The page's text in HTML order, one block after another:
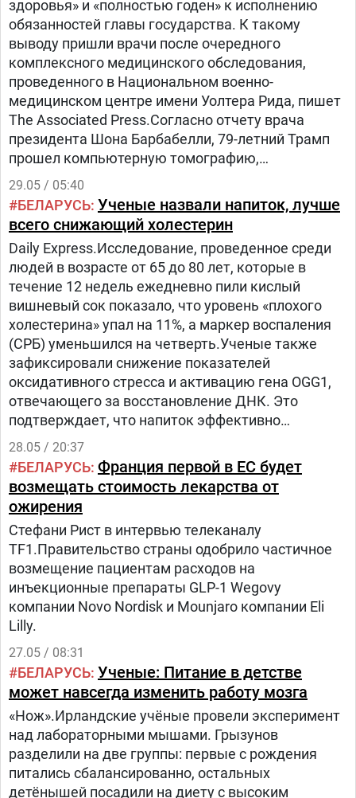
здоровья» и «полностью годен» к исполнению
обязанностей главы государства. К такому
выводу пришли врачи после очередного
комплексного медицинского обследования,
проведенного в Национальном военно-
медицинском центре имени Уолтера Рида, пишет
The Associated Press.Согласно отчету врача
президента Шона Барбабелли, 79-летний Трамп
прошел компьютерную томографию,
кардиологические обследования, скрининг на
онкологические заболевания и ряд других
профилактических тестов.
29.05 / 05:40
БЕЛАРУСЬ Ученые назвали напиток, лучше
всего снижающий холестерин
Daily Express.Исследование, проведенное среди
людей в возрасте от 65 до 80 лет, которые в
течение 12 недель ежедневно пили кислый
вишневый сок показало, что уровень «плохого
холестерина» упал на 11%, а маркер воспаления
(СРБ) уменьшился на четверть.Ученые также
зафиксировали снижение показателей
оксидативного стресса и активацию гена OGG1,
отвечающего за восстановление ДНК. Это
подтверждает, что напиток эффективно
защищает клетки от старения и опасных
внутренних воспалительных процессов.«Наши
результаты показывают, что вишневый сок
Монморанси может быть хорошим дополнением
к здоровому для сердца рациону», — отметила
ведущий исследователь и диетолог Шейо Чинг
Чай из Делавэрского университета.В
исследовании приняли участие 34 добровольца,
которые в течение эксперимента дважды в день
пили по 225 мл вишневого сока или плацебо.
28.05 / 20:37
БЕЛАРУСЬ Франция первой в ЕС будет
возмещать стоимость лекарства от
ожирения
Стефани Рист в интервью телеканалу
TF1.Правительство страны одобрило частичное
возмещение пациентам расходов на
инъекционные препараты GLP-1 Wegovy
компании Novo Nordisk и Mounjaro компании Eli
Lilly.
27.05 / 08:31
БЕЛАРУСЬ Ученые: Питание в детстве
может навсегда изменить работу мозга
«Нож».Ирландские учёные провели эксперимент
над лабораторными мышами. Грызунов
разделили на две группы: первые с рождения
питались сбалансированно, остальных
детёнышей посадили на диету с высоким